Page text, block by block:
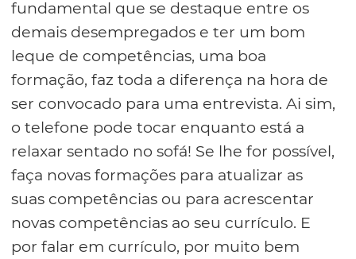
fundamental que se destaque entre os
demais desempregados e ter um bom
leque de competências, uma boa
formação, faz toda a diferença na hora de
ser convocado para uma entrevista. Ai sim,
o telefone pode tocar enquanto está a
relaxar sentado no sofá! Se lhe for possível,
faça novas formações para atualizar as
suas competências ou para acrescentar
novas competências ao seu currículo. E
por falar em currículo, por muito bem